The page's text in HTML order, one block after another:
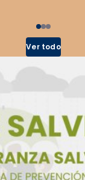
Ver todo